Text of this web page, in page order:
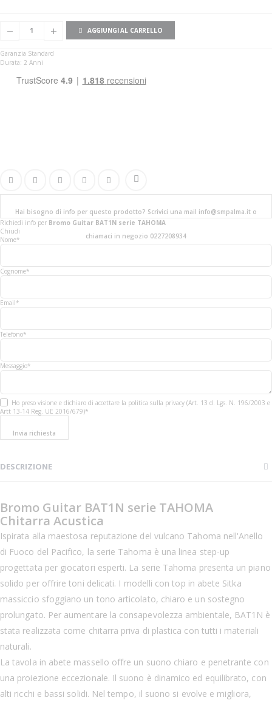
AGGIUNGI AL CARRELLO
Garanzia Standard
Durata: 2 Anni
Hai bisogno di info per questo prodotto? Scrivici una mail info@smpalma.it o
chiamaci in negozio 0227208934
Richiedi info per Bromo Guitar BAT1N serie TAHOMA
Chiudi
Nome*
Cognome*
Email*
Telefono*
Messaggio*
Ho preso visione e dichiaro di accettare la politica sulla privacy (Art. 13 d. Lgs. N. 196/2003 e
Artt 13-14 Reg. UE 2016/679)*
Invia richiesta
DESCRIZIONE
Bromo Guitar BAT1N serie TAHOMA
Chitarra Acustica
Ispirata alla maestosa reputazione del vulcano Tahoma nell'Anello
di Fuoco del Pacifico, la serie Tahoma è una linea step-up
progettata per giocatori esperti. La serie Tahoma presenta un piano
solido per offrire toni delicati. I modelli con top in abete Sitka
massiccio sfoggiano un tono articolato, chiaro e un sostegno
prolungato. Per aumentare la consapevolezza ambientale, BAT1N è
stata realizzata come chitarra priva di plastica con tutti i materiali
naturali.
La tavola in abete massello offre un suono chiaro e penetrante con
una proiezione eccezionale. Il suono è dinamico ed equilibrato, con
alti ricchi e bassi solidi. Nel tempo, il suono si evolve e migliora,